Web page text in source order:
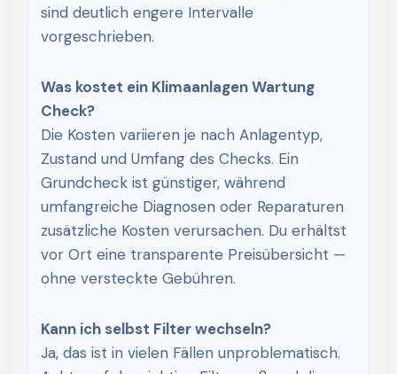
sind deutlich engere Intervalle
vorgeschrieben.
Was kostet ein Klimaanlagen Wartung
Check?
Die Kosten variieren je nach Anlagentyp,
Zustand und Umfang des Checks. Ein
Grundcheck ist günstiger, während
umfangreiche Diagnosen oder Reparaturen
zusätzliche Kosten verursachen. Du erhältst
vor Ort eine transparente Preisübersicht —
ohne versteckte Gebühren.
Kann ich selbst Filter wechseln?
Ja, das ist in vielen Fällen unproblematisch.